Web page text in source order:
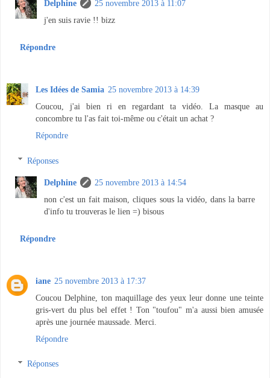
Delphine
25 novembre 2013 à 11:07
j'en suis ravie !! bizz
Répondre
Les Idées de Samia 25 novembre 2013 à 14:39
Coucou, j'ai bien ri en regardant ta vidéo. La masque au
concombre tu l'as fait toi-même ou c'était un achat ?
Répondre
Réponses
Delphine
25 novembre 2013 à 14:54
non c'est un fait maison, cliques sous la vidéo, dans la barre
d'info tu trouveras le lien =) bisous
Répondre
iane 25 novembre 2013 à 17:37
Coucou Delphine, ton maquillage des yeux leur donne une teinte
gris-vert du plus bel effet ! Ton "toufou" m'a aussi bien amusée
après une journée maussade. Merci.
Répondre
Réponses